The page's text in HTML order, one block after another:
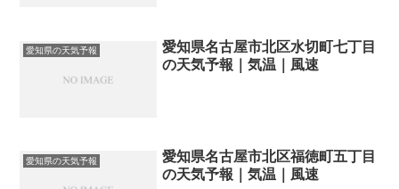
愛知県の天気予報
愛知県名古屋市北区水切町七丁目
の天気予報｜気温｜風速
愛知県の天気予報
愛知県名古屋市北区福徳町五丁目
の天気予報｜気温｜風速